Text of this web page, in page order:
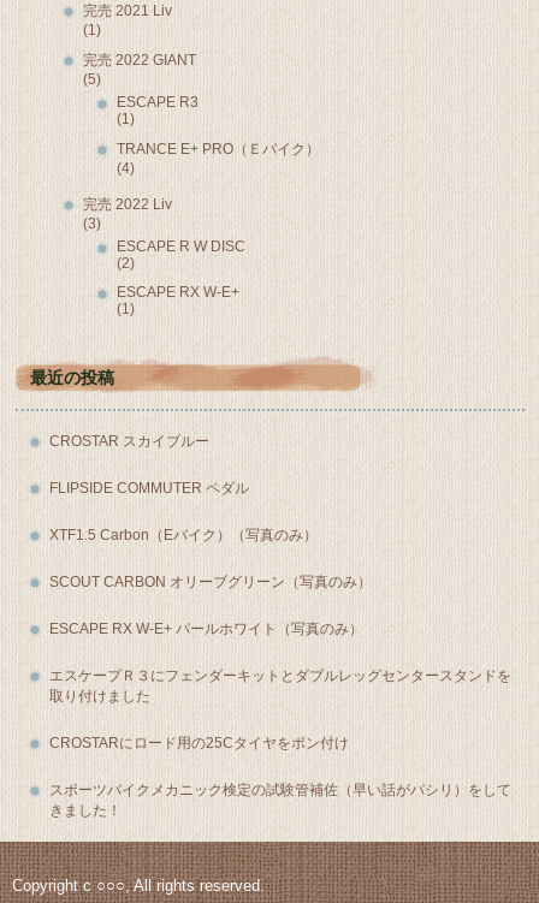
完売 2021 Liv
(1)
完売 2022 GIANT
(5)
ESCAPE R3
(1)
TRANCE E+ PRO（Ｅバイク）
(4)
完売 2022 Liv
(3)
ESCAPE R W DISC
(2)
ESCAPE RX W-E+
(1)
最近の投稿
CROSTAR スカイブルー
FLIPSIDE COMMUTER ペダル
XTF1.5 Carbon（Eバイク）（写真のみ）
SCOUT CARBON オリーブグリーン（写真のみ）
ESCAPE RX W-E+ パールホワイト（写真のみ）
エスケープＲ３にフェンダーキットとダブルレッグセンタースタンドを
取り付けました
CROSTARにロード用の25Cタイヤをポン付け
スポーツバイクメカニック検定の試験管補佐（早い話がパシリ）をして
きました！
Copyright c ○○○, All rights reserved.